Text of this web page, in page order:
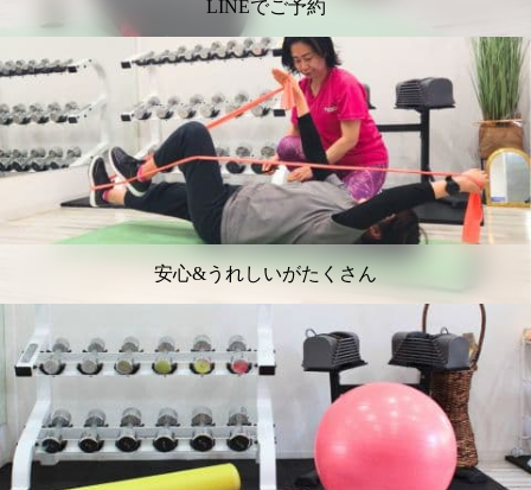
LINEでご予約
安心&うれしいがたくさん